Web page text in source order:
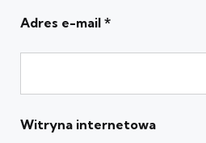
Adres e-mail *
Witryna internetowa